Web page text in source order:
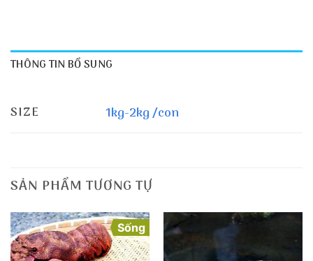
THÔNG TIN BỔ SUNG
SIZE 1kg-2kg /con
SẢN PHẨM TƯƠNG TỰ
Sống